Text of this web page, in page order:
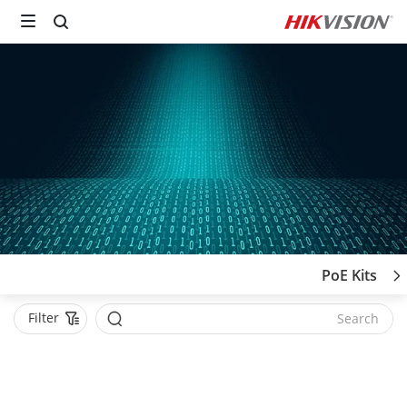
PoE Kits
Filter